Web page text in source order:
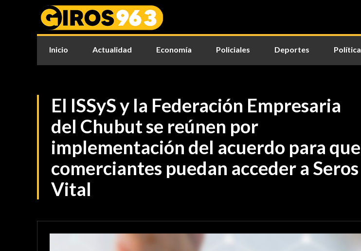
Inicio Actualidad Economía Policiales Deportes Política
El ISSyS y la Federación Empresaria
del Chubut se reúnen por
implementación del acuerdo para que
comerciantes puedan acceder a Seros
Vital